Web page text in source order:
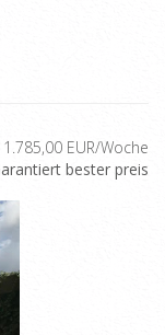
1.785,00 EUR/Woche
bester preis